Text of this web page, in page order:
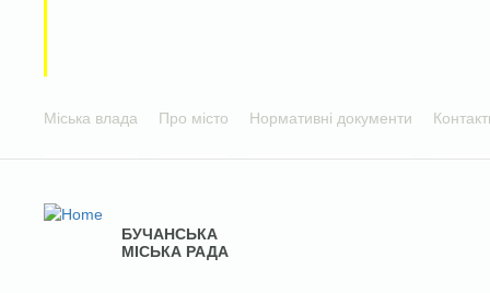
Міська влада Про місто Нормативні документи
БУЧАНСЬКА
МІСЬКА РАДА